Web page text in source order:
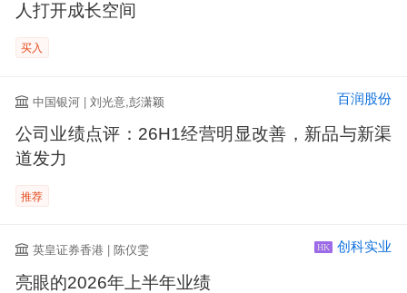
人打开成长空间
买入
中国银河 | 刘光意,彭潇颖 百润股份
公司业绩点评：26H1经营明显改善，新品与新渠
道发力
推荐
英皇证券香港 | 陈仪雯 HK 创科实业
亮眼的2026年上半年业绩